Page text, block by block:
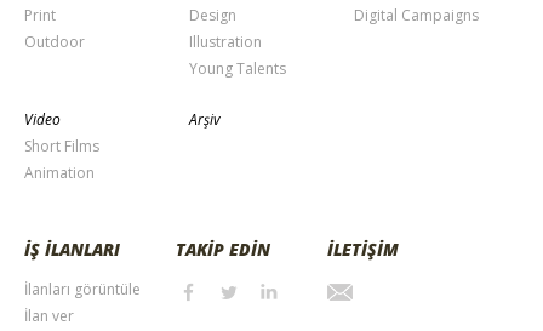
Print
Outdoor
Design
Illustration
Young Talents
Digital Campaigns
Video
Short Films
Animation
Arşiv
İŞ İLANLARI
İlanları görüntüle
İlan ver
TAKİP EDİN İLETİŞİM